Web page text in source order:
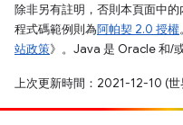
除非另有註明，否則本頁面中的
程式碼範例則為阿帕契 2.0 授權
站政策》。Java 是 Oracle 和/
上次更新時間：2021-12-10 (世